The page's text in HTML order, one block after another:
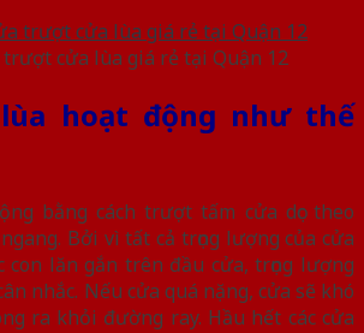
trượt cửa lùa giá rẻ tại Quận 12
hoạt động như thế
bằng cách trượt tấm cửa dọc theo
Bởi vì tất cả trọng lượng của cửa
con lăn gắn trên đầu cửa, trọng lượng
nhắc. Nếu cửa quá nặng, cửa sẽ khó
ra khỏi đường ray. Hầu hết các cửa